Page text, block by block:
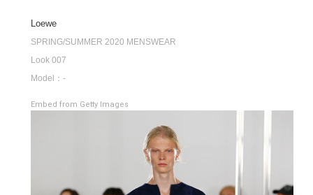
Loewe
SPRING/SUMMER 2020 MENSWEAR
Look 007
Model：-
Embed from Getty Images